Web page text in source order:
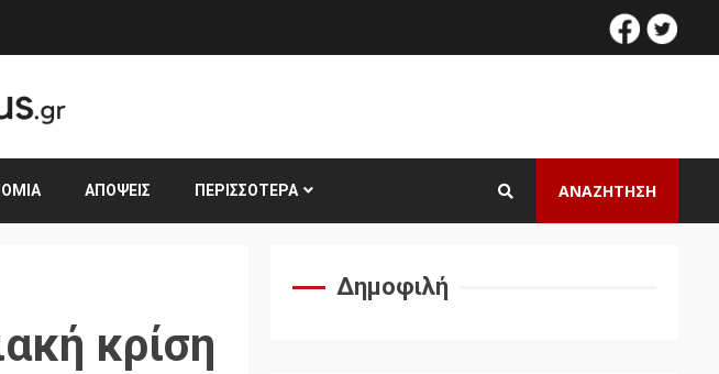
facebook
ΑΠΌΨΕΙΣ ΠΕΡΙΣΣΌΤΕΡΑ ΑΝΑΖΗΤΗΣΗ
κρίση
Δημοφιλή